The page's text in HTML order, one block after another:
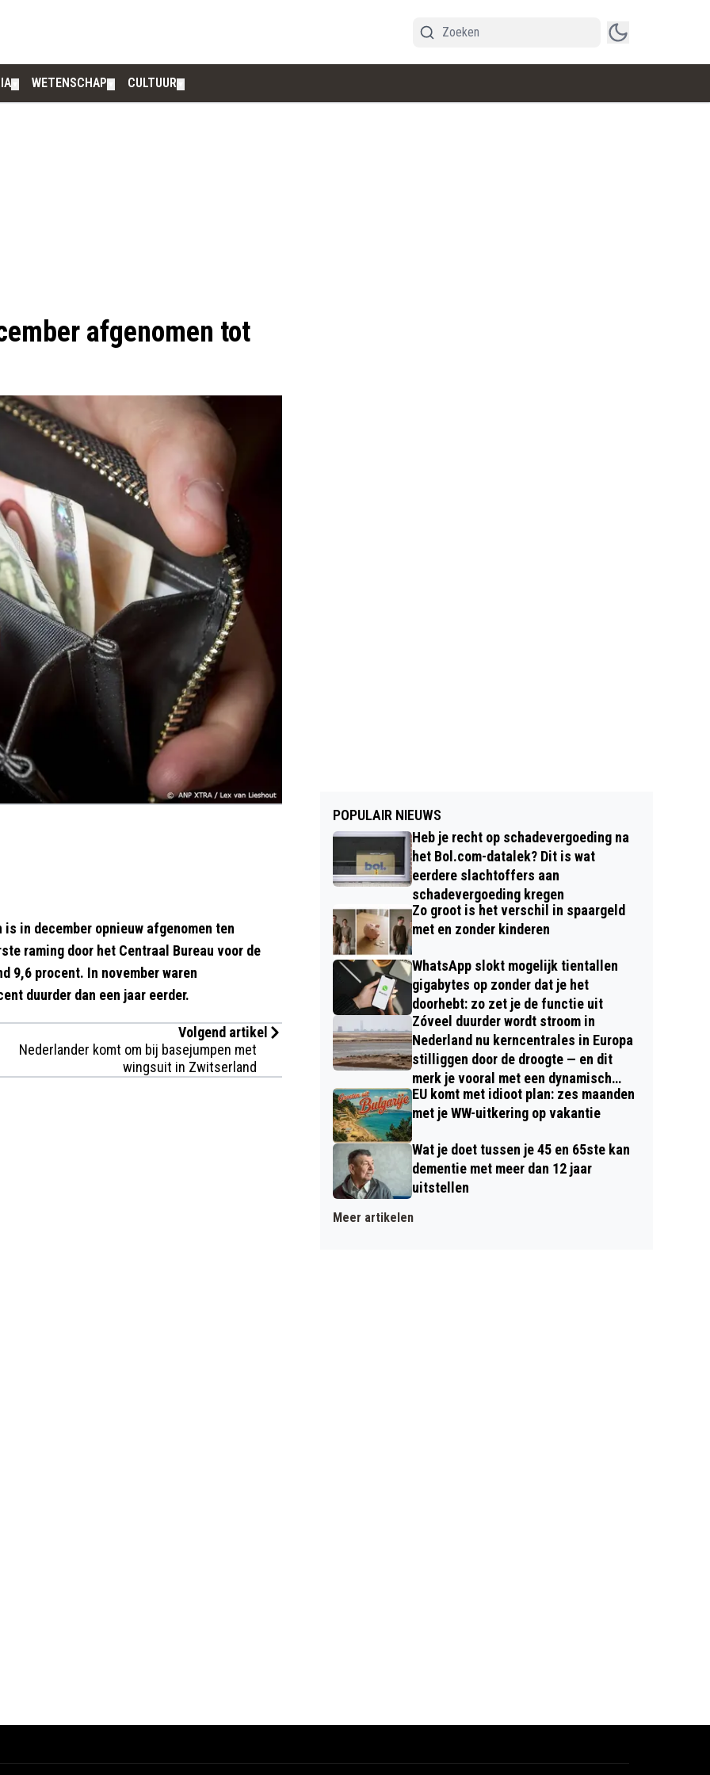
WETENSCHAP CULTUUR
afgenomen tot
in december opnieuw afgenomen ten
raming door het Centraal Bureau voor de
9,6 procent. In november waren
duurder dan een jaar eerder.
Volgend artikel
Nederlander komt om bij basejumpen met
wingsuit in Zwitserland
POPULAIR NIEUWS
Heb je recht op schadevergoeding na
het Bol.com-datalek? Dit is wat
eerdere slachtoffers aan
schadevergoeding kregen
Zo groot is het verschil in spaargeld
met en zonder kinderen
WhatsApp slokt mogelijk tientallen
gigabytes op zonder dat je het
doorhebt: zo zet je de functie uit
Zóveel duurder wordt stroom in
Nederland nu kerncentrales in Europa
stilliggen door de droogte — en dit
merk je vooral met een dynamisch
contract
EU komt met idioot plan: zes maanden
met je WW-uitkering op vakantie
Wat je doet tussen je 45 en 65ste kan
dementie met meer dan 12 jaar
uitstellen
Meer artikelen